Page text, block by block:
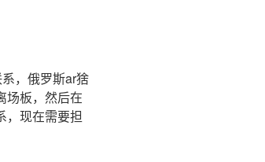
，俄罗斯ar猞
场板，然后在
，现在需要担